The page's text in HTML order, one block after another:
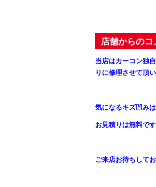
店舗からのコ
当店はカーコン独
りに修理させて頂
気になるキズ凹み
お見積りは無料です
ご来店お待ちしてお